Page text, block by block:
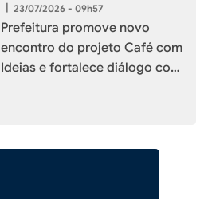
| 23/07/2026 - 09h57
Prefeitura promove novo
encontro do projeto Café com
Ideias e fortalece diálogo com